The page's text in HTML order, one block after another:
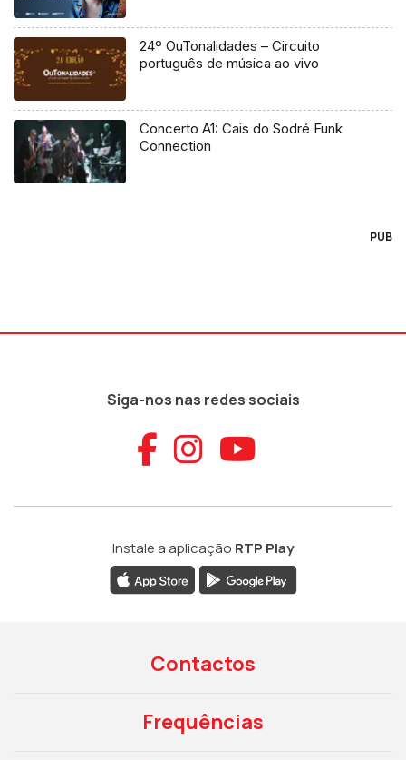
24º OuTonalidades – Circuito
português de música ao vivo
Concerto A1: Cais do Sodré Funk
Connection
PUB
Siga-nos nas redes sociais
Aceder ao
Aceder ao
Aceder
Instale a aplicação RTP Play
Contactos
Frequências